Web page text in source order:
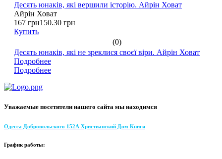
Десять юнаків, які вершили історію. Айрін Ховат
Айрін Ховат
167 грн150.30 грн
Купить
(0)
Десять юнаків, які не зреклися своєї віри. Айрін Ховат
Подробнее
Подробнее
Уважаемые посетители нашего сайта мы находимся
Одесса Добровольского 152А Христианский Дом Книги
График работы: